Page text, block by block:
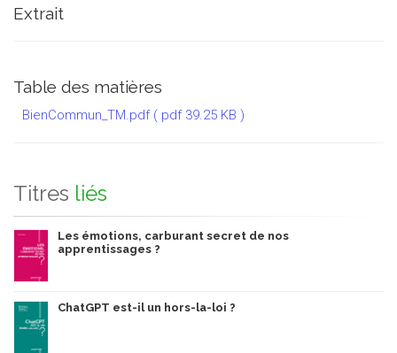
Extrait
Table des matières
BienCommun_TM.pdf ( pdf 39.25 KB )
Titres liés
Les émotions, carburant secret de nos
apprentissages ?
ChatGPT est-il un hors-la-loi ?